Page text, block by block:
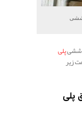
پلی
زیر
پلی‌